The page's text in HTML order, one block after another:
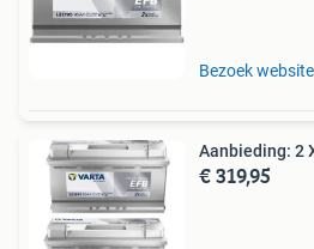
Bezoek website
Aanbieding: 2
€ 319,95